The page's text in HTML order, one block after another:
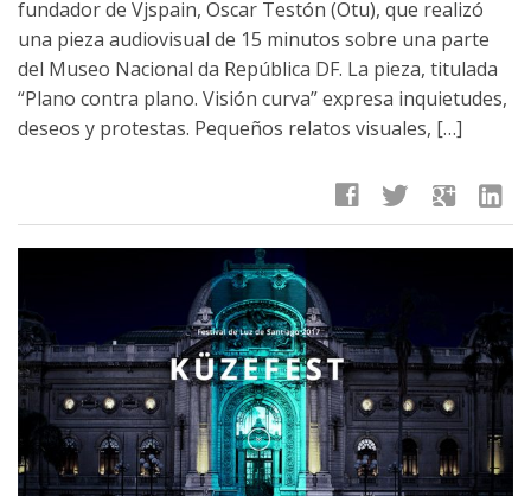
fundador de Vjspain, Oscar Testón (Otu), que realizó
una pieza audiovisual de 15 minutos sobre una parte
del Museo Nacional da República DF. La pieza, titulada
“Plano contra plano. Visión curva” expresa inquietudes,
deseos y protestas. Pequeños relatos visuales, […]
facebook twitter google linkedin